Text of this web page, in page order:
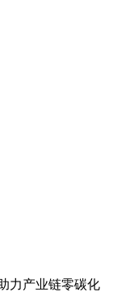
力产业链零碳化